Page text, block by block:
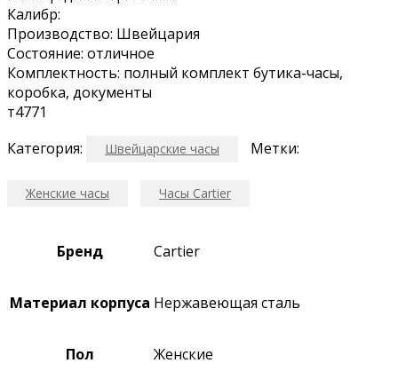
Калибр:
Производство: Швейцария
Состояние: отличное
Комплектность: полный комплект бутика-часы,
коробка, документы
т4771
Категория:
Швейцарские часы Метки:
Женские часы Часы Cartier
Бренд Cartier
Материал корпуса Нержавеющая сталь
Пол Женские